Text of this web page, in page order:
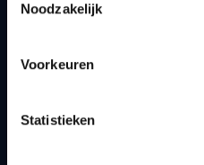
Noodzakelijk
Voorkeuren
Statistieken
Snel naar
Bereikbaarheid